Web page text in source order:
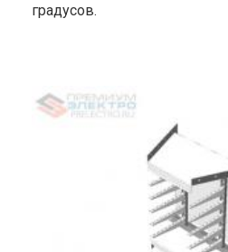
градусов.